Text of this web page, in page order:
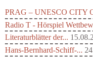
PRAG – UNESCO CITY
Radio T - Hörspiel
Literaturblätter der...
Hans-Bernhard-Schiff-...